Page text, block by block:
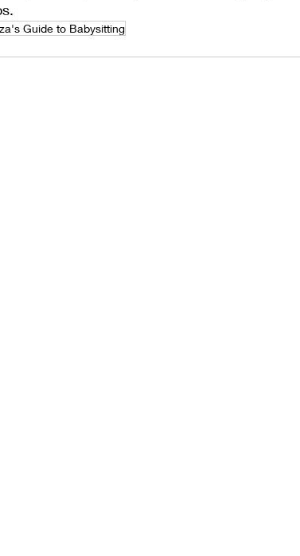
Guide to Babysitting